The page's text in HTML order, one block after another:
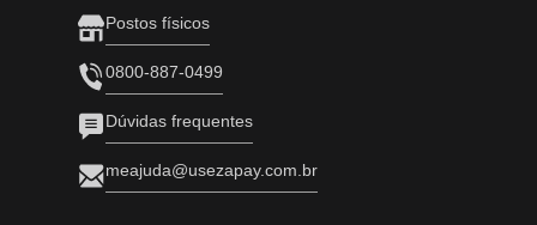
Postos físicos
0800-887-0499
Dúvidas frequentes
meajuda@usezapay.com.br